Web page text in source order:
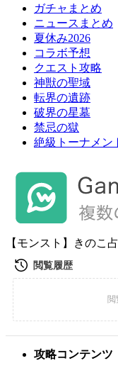
ガチャまとめ
ニュースまとめ
夏休み2026
コラボ予想
クエスト攻略
神獣の聖域
転界の遺跡
破界の星墓
禁忌の獄
絶級トーナメン
【モンスト】きのこ
攻略コンテンツ